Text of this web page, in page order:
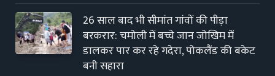
26 साल बाद भी सीमांत गांवों की पीड़ा
बरकरार: चमोली में बच्चे जान जोखिम में
डालकर पार कर रहे गदेरा, पोकलैंड की बकेट
बनी सहारा